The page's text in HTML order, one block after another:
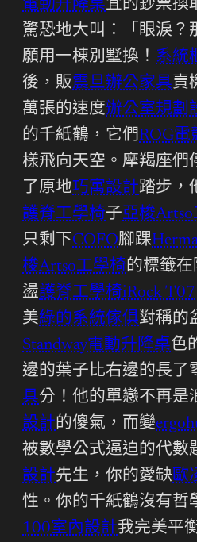
電動升降桌宜的鈔票換
驚恐地大叫：「眼淚？
願用一棟別墅換！ 系統
後，販震旦辦公家具賣
萬張的速度辦公室規劃
的千紙鶴，它們ROG電
樣飛向天空。摩羯座們
了原地巧寓設計踏步，
護脊工學椅子亞梭
只剩下COFO腳踝
梭Artso工學椅的標籤在
盪護脊工學椅iRock T07
美綠的系統傢俱對稱的
Standway電動升降桌色
邊的葉子比右邊的長了
具分！他的單戀不再是
設計的傻氣，而變
被數學公式逼迫的代數
設計先生，你的愛缺歐
性。你的千紙鶴沒有哲
100室內設計我完美平